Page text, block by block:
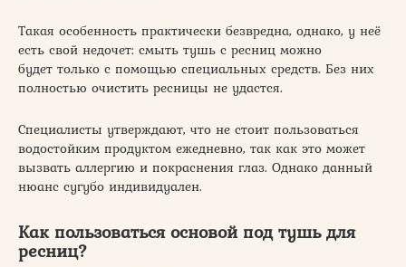
Такая особенность практически безвредна, однако, у неё
есть свой недочет: смыть тушь с ресниц можно
будет только с помощью специальных средств. Без них
полностью очистить ресницы не удастся.
Специалисты утверждают, что не стоит пользоваться
водостойким продуктом ежедневно, так как это может
вызвать аллергию и покраснения глаз. Однако данный
нюанс сугубо индивидуален.
Как пользоваться основой под тушь для
ресниц?